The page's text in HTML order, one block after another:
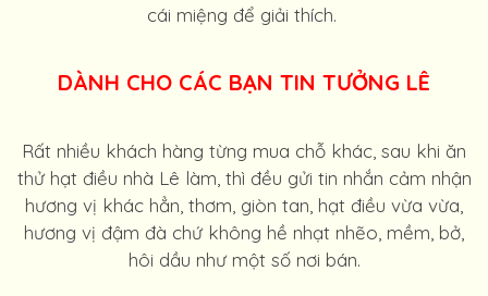
cái miệng để giải thích.
DÀNH CHO CÁC BẠN TIN TƯỞNG LÊ
Rất nhiều khách hàng từng mua chỗ khác, sau khi ăn
thử hạt điều nhà Lê làm, thì đều gửi tin nhắn cảm nhận
hương vị khác hẳn, thơm, giòn tan, hạt điều vừa vừa,
hương vị đậm đà chứ không hề nhạt nhẽo, mềm, bở,
hôi dầu như một số nơi bán.